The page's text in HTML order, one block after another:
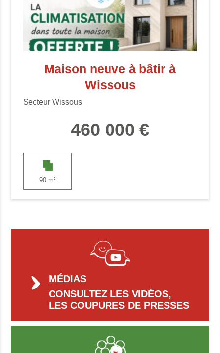
Maison neuve à bâtir à
Wissous
Secteur Wissous
460 000 €
90 m²
MÉDIAS
CONSULTEZ LES VIDÉOS,
LES COUPURES DE PRESSES